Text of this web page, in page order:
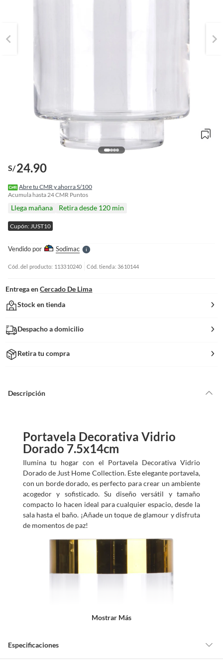
S/24.90
Abre tu CMR y ahorra S/100
Acumula hasta24CMR Puntos
Llega mañana Retira desde 120 min
Cupón: JUST10
Vendido por SodimacS
r
n
f
Cód. del producto: 113310240 Cód. tienda: 3610144
Entrega en Cercado De Lima
Stock en tienda
Despacho a domicilio
Retira tu compra
Descripción
Portavela Decorativa Vidrio
Dorado 7.5x14cm
Ilumina tu hogar con el Portavela Decorativa Vidrio
Dorado de Just Home Collection. Este elegante portavela,
con un borde dorado, es perfecto para crear un ambiente
acogedor y sofisticado. Su diseño versátil y tamaño
compacto lo hacen ideal para cualquier espacio, desde la
sala hasta el baño. ¡Añade un toque de glamour y disfruta
de momentos de paz!
Mostrar Más
Especificaciones